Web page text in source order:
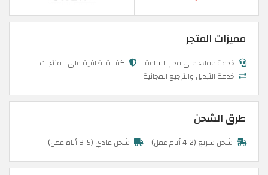
مميزات المتجر
خدمة عملاء على مدار الساعة
كفالة اضافية على المنتجات
خدمة التبديل والترجيع المجانية
طرق الشحن
شحن سريع (2-4 أيام عمل) شحن عادي (5-9 أيام عمل)